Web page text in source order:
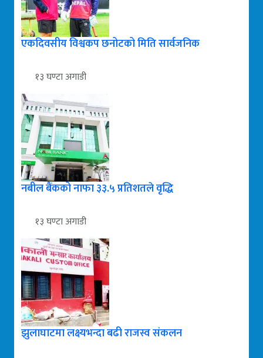
एकदिवसीय विश्वकप छनोटको मिति सार्वजनिक
१३ घण्टा अगाडी
नबील बैंकको नाफा ३३.५ प्रतिशतले वृद्धि
१३ घण्टा अगाडी
झुलाघाटमा लक्ष्यभन्दा बढी राजस्व संकलन